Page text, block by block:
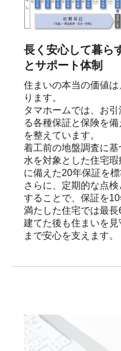
長く安心して暮ら
とサポート体制
住まいの本当の価値
ります。
タマホームでは、お
る各種保証と保険を
を整えています。
着工前の地盤調査に
水を対象とした住宅
に備えた20年保証を標
さらに、定期的な点
することで、保証を
満たした住宅では最長
建てた後も住まいを
まで安心を支えます。